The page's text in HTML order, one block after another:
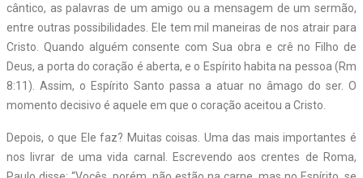
cântico, as palavras de um amigo ou a mensagem de um sermão,
entre outras possibilidades. Ele tem mil maneiras de nos atrair para
Cristo. Quando alguém consente com Sua obra e crê no Filho de
Deus, a porta do coração é aberta, e o Espírito habita na pessoa (Rm
8:11). Assim, o Espírito Santo passa a atuar no âmago do ser. O
momento decisivo é aquele em que o coração aceitou a Cristo.
Depois, o que Ele faz? Muitas coisas. Uma das mais importantes é
nos livrar de uma vida carnal. Escrevendo aos crentes de Roma,